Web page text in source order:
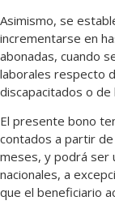
Asimismo, se
incrementarse en
abonadas, cuando
laborales respecto
discapacitados o
El presente bono
contados a partir
meses, y podrá ser
nacionales, a
que el beneficiario